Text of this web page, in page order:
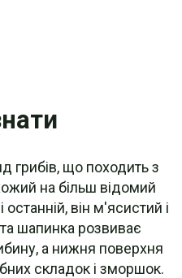
грибів, що походить з
на більш відомий
останній, він м'ясистий і
шапинка розвиває
а нижня поверхня
складок і зморшок.